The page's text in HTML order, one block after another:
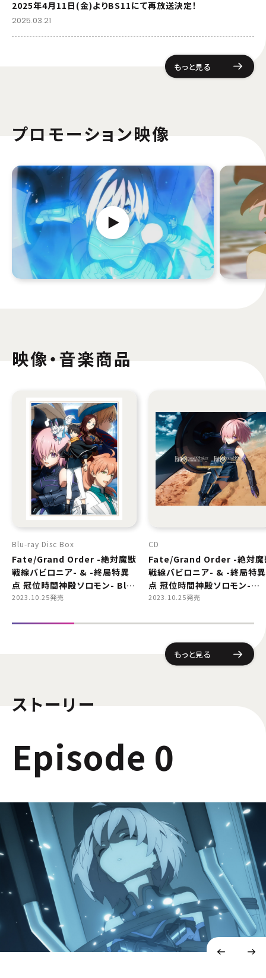
2025年4月11日(金)よりBS11にて再放送決定！
2025.03.21
もっと見る
プロモーション映像
映像・音楽商品
Blu-ray Disc Box
Fate/Grand Order -絶対魔獣
戦線バビロニア- & -終局特異
点 冠位時間神殿ソロモン- Blu-
ray Disc Box Standard
2023.10.25発売
CD
Fate/Grand Order -絶対魔
戦線バビロニア- & -終局特異
点 冠位時間神殿ソロモン-
Original Soundtrack
2023.10.25発売
もっと見る
ストーリー
Episode 0